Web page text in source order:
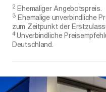
2 Ehemaliger Angebotspreis.
3 Ehemalige unverbindliche
zum Zeitpunkt der
4Unverbindliche
Deutschland.